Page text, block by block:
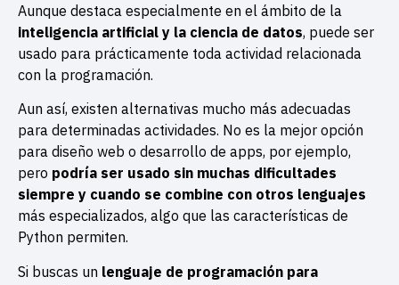
Aunque destaca especialmente en el ámbito de la
inteligencia artificial y la ciencia de datos, puede ser
usado para prácticamente toda actividad relacionada
con la programación.
Aun así, existen alternativas mucho más adecuadas
para determinadas actividades. No es la mejor opción
para diseño web o desarrollo de apps, por ejemplo,
pero podría ser usado sin muchas dificultades
siempre y cuando se combine con otros lenguajes
más especializados, algo que las características de
Python permiten.
Si buscas un lenguaje de programación para